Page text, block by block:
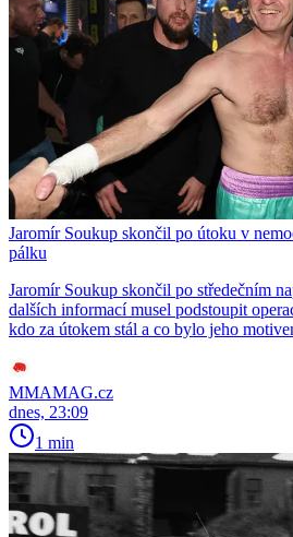
Jaromír Soukup skončil po útoku v
pálku
Jaromír Soukup skončil po středečním
dalších informací musel podstoupit
kdo za útokem stál a co bylo jeho
MMAMAG.cz
dnes, 23:09
1 min